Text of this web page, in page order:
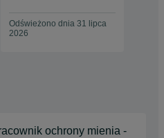
Odświeżono dnia 31 lipca
2026
ochrony mienia -